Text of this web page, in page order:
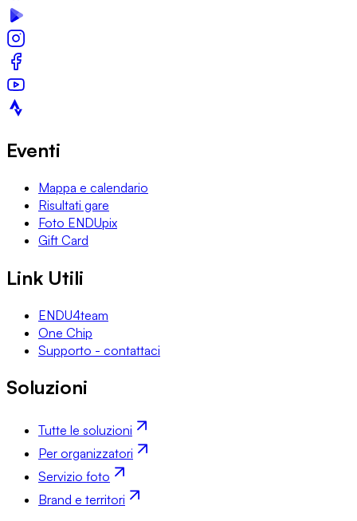
Eventi
Mappa e calendario
Risultati gare
Foto ENDUpix
Gift Card
Link Utili
ENDU4team
One Chip
Supporto - contattaci
Soluzioni
Tutte le soluzioni
Per organizzatori
Servizio foto
Brand e territori